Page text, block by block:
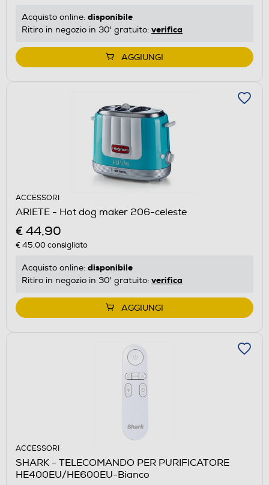
Acquisto online: disponibile
Ritiro in negozio in 30' gratuito: verifica
AGGIUNGI
ACCESSORI
ARIETE - Hot dog maker 206-celeste
€ 44,90
€ 45,00consigliato
Acquisto online: disponibile
Ritiro in negozio in 30' gratuito: verifica
AGGIUNGI
ACCESSORI
SHARK - TELECOMANDO PER PURIFICATORE
HE400EU/HE600EU-Bianco